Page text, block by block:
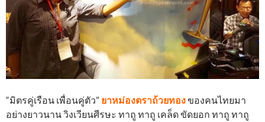
“มิตรคู่เรือน เพื่อนคู่ตัว” ยาหม่องตราถ้วยทองของคนไทยมา
อย่างยาวนาน วิงเวียนศีรษะ ทาถู ทาถู เคล็ด ขัดยอก ทาถู ทาถู